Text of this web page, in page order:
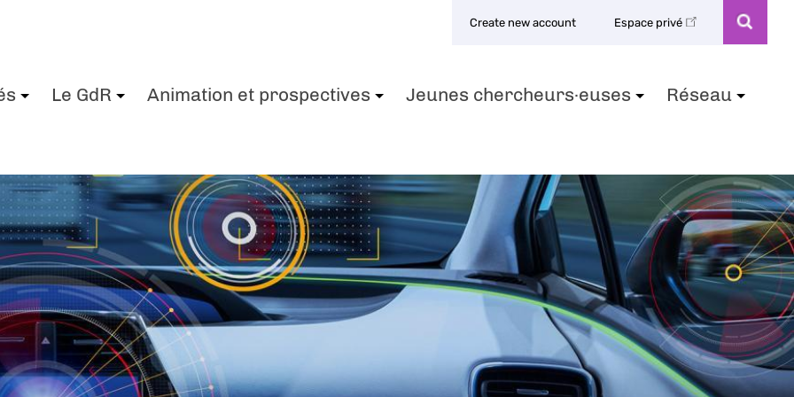
Create new account Espace privé
Le GdR Animation et prospectives Jeunes chercheurs·euses Réseau